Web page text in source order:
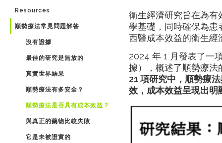
Resources
順勢療法常見問題解答
沒有證據
最佳的研究是無放的
真實世界結果
順勢療法有多安全？
順勢療法是否具有成本效益？
與真正的藥物比較失敗
它是未被證實的
衛生經濟研究旨在為有
學基礎，同時確保為患
西醫成本效益的衛生經
2024 年 1 月發表了一
據），概述了順勢療法
21 項研究中，順勢療
效，成本效益呈現出明